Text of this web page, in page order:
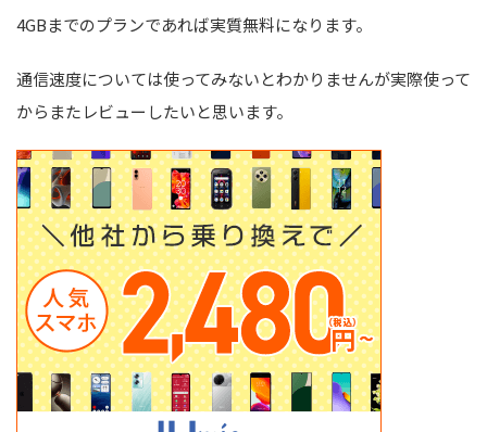
4GBまでのプランであれば実質無料になります。
通信速度については使ってみないとわかりませんが実際使って
からまたレビューしたいと思います。